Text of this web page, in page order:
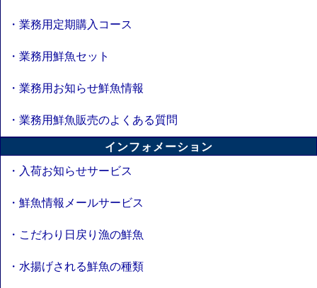
・業務用定期購入コース
・業務用鮮魚セット
・業務用お知らせ鮮魚情報
・業務用鮮魚販売のよくある質問
インフォメーション
・入荷お知らせサービス
・鮮魚情報メールサービス
・こだわり日戻り漁の鮮魚
・水揚げされる鮮魚の種類